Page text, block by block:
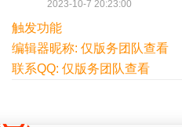
2023-10-7 20:23:00
触发功能
编辑器昵称: 仅版务团队查看
联系QQ: 仅版务团队查看